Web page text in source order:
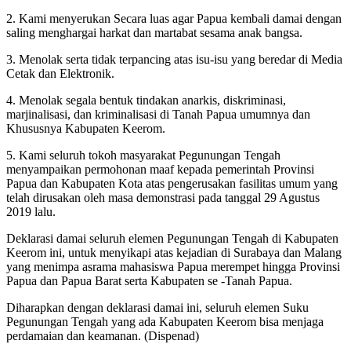
2. Kami menyerukan Secara luas agar Papua kembali damai dengan
saling menghargai harkat dan martabat sesama anak bangsa.
3. Menolak serta tidak terpancing atas isu-isu yang beredar di Media
Cetak dan Elektronik.
4. Menolak segala bentuk tindakan anarkis, diskriminasi,
marjinalisasi, dan kriminalisasi di Tanah Papua umumnya dan
Khususnya Kabupaten Keerom.
5. Kami seluruh tokoh masyarakat Pegunungan Tengah
menyampaikan permohonan maaf kepada pemerintah Provinsi
Papua dan Kabupaten Kota atas pengerusakan fasilitas umum yang
telah dirusakan oleh masa demonstrasi pada tanggal 29 Agustus
2019 lalu.
Deklarasi damai seluruh elemen Pegunungan Tengah di Kabupaten
Keerom ini, untuk menyikapi atas kejadian di Surabaya dan Malang
yang menimpa asrama mahasiswa Papua merempet hingga Provinsi
Papua dan Papua Barat serta Kabupaten se -Tanah Papua.
Diharapkan dengan deklarasi damai ini, seluruh elemen Suku
Pegunungan Tengah yang ada Kabupaten Keerom bisa menjaga
perdamaian dan keamanan. (Dispenad)